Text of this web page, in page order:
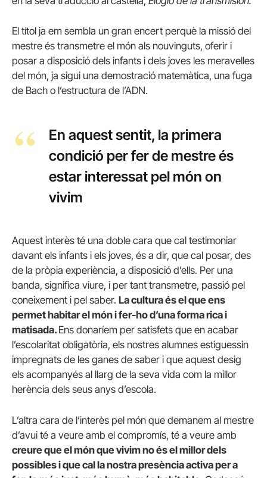
El títol ja em sembla un gran encert perquè la missió del
mestre és transmetre el món als nouvinguts, oferir i
posar a disposició dels infants i dels joves les meravelles
del món, ja sigui una demostració matemàtica, una fuga
de Bach o l’estructura de l’ADN.
En aquest sentit, la primera
condició per fer de mestre és
estar interessat pel món on
vivim
Aquest interès té una doble cara que cal testimoniar
davant els infants i els joves, és a dir, que cal posar, des
de la pròpia experiència, a disposició d’ells. Per una
banda, significa viure, i per tant transmetre, passió pel
coneixement i pel saber. La cultura és el que ens
permet habitar el món i fer-ho d’una forma rica i
matisada. Ens donaríem per satisfets que en acabar
l’escolaritat obligatòria, els nostres alumnes estiguessin
impregnats de les ganes de saber i que aquest desig
els acompanyés al llarg de la seva vida com la millor
herència dels seus anys d’escola.
L’altra cara de l’interès pel món que demanem al mestre
d’avui té a veure amb el compromís, té a veure amb
creure que el món que vivim no és el millor dels
possibles i que cal la nostra presència activa per a